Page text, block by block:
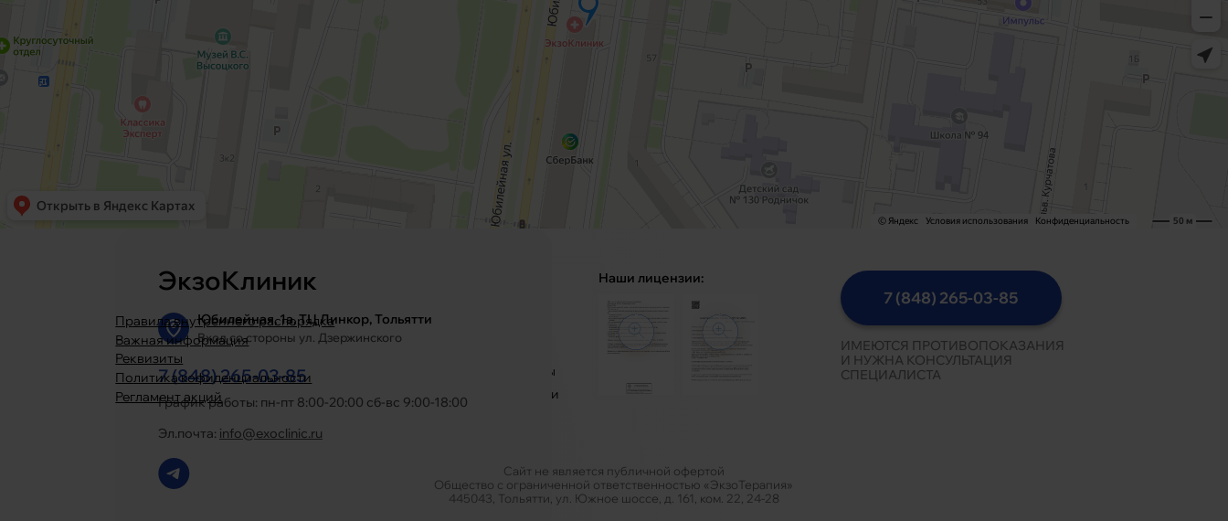
ЭкзоКлиник
Юбилейная, 1а, ТЦ Линкор, Тольятти
Вход со стороны ул. Дзержинского
7 (848) 265-03-85
График работы: пн-пт 8:00-20:00 сб-вс 9:00-18:00
Эл.почта: info@exoclinic.ru
Правила внутреннего распорядка
Важная информация
Реквизиты
Политика кофиденциальности
Регламент акций
Специалисты
Лечение боли
Наши лицензии:
7 (848) 265-03-85
ИМЕЮТСЯ ПРОТИВОПОКАЗАНИЯ
И НУЖНА КОНСУЛЬТАЦИЯ
СПЕЦИАЛИСТА
Сайт не является публичной офертой
Общество с ограниченной ответственностью «ЭкзоТерапия»
445043, Тольятти, ул. Южное шоссе, д. 161, ком. 22, 24-28